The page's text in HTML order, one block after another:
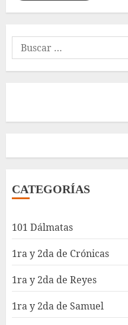
Buscar:
CATEGORÍAS
101 Dálmatas
1ra y 2da de Crónicas
1ra y 2da de Reyes
1ra y 2da de Samuel